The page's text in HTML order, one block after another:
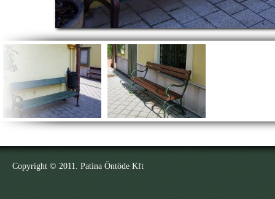
Copyright © 2011. Patina Öntöde Kft